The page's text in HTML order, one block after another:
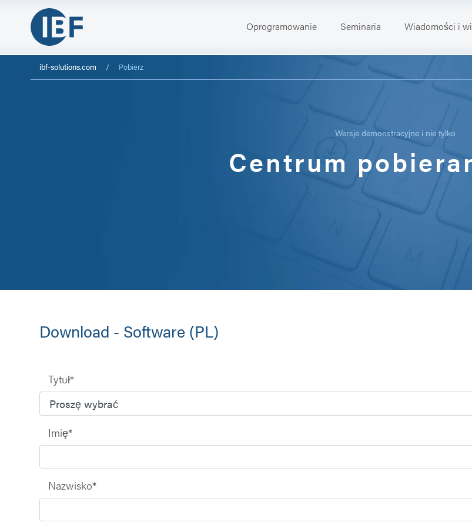
Oprogramowanie Seminaria Wiadomości i
ibf-solutions.com Pobierz
Wersje demonstracyjne i nie tylko
Centrum
Download - Software (PL)
Tytuł*
Imię*
Nazwisko*